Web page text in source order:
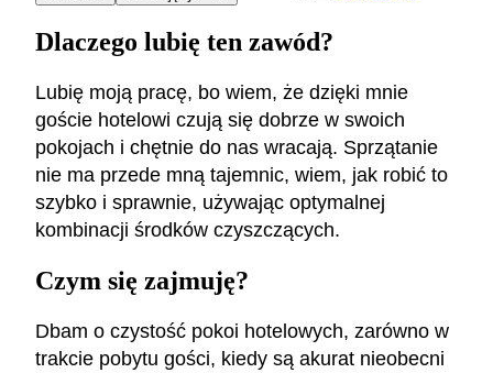
Dlaczego lubię ten zawód?
Lubię moją pracę, bo wiem, że dzięki mnie
goście hotelowi czują się dobrze w swoich
pokojach i chętnie do nas wracają. Sprzątanie
nie ma przede mną tajemnic, wiem, jak robić to
szybko i sprawnie, używając optymalnej
kombinacji środków czyszczących.
Czym się zajmuję?
Dbam o czystość pokoi hotelowych, zarówno w
trakcie pobytu gości, kiedy są akurat nieobecni